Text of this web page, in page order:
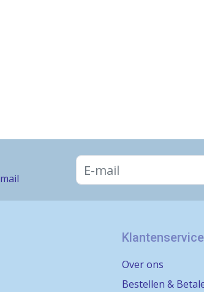
Klantenservice
Over ons
Bestellen &